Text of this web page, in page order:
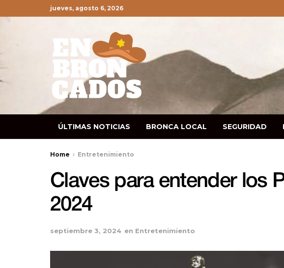
jueves, agosto 6, 2026
ÚLTIMAS NOTICIAS BRONCA LOCAL SEGURIDAD
Home Entretenimiento
Claves para entender los
2024
septiembre 3, 2024 en Entretenimiento